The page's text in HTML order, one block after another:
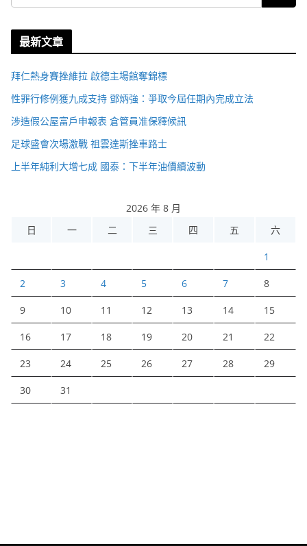
最新文章
拜仁熱身賽挫維拉 啟德主場館奪錦標
性罪行修例獲九成支持 鄧炳強：爭取今屆任期內完成立法
涉造假公屋富戶申報表 倉管員准保釋候訊
足球盛會次場激戰 祖雲達斯挫車路士
上半年純利大增七成 國泰：下半年油價續波動
2026 年 8 月
日
一 二 三 四 五 六
1
2 3 4 5 6 7 8
9 10 11 12 13 14 15
16 17 18 19 20 21 22
23 24 25 26 27 28 29
30 31